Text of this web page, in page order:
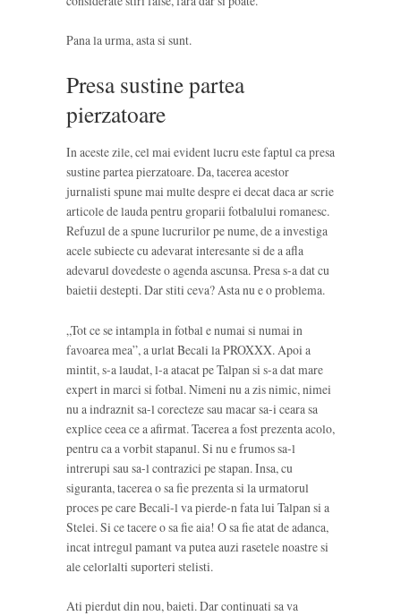
Pana la urma, asta si sunt.
Presa sustine partea
pierzatoare
In aceste zile, cel mai evident lucru este faptul ca presa
sustine partea pierzatoare. Da, tacerea acestor
jurnalisti spune mai multe despre ei decat daca ar scrie
articole de lauda pentru groparii fotbalului romanesc.
Refuzul de a spune lucrurilor pe nume, de a investiga
acele subiecte cu adevarat interesante si de a afla
adevarul dovedeste o agenda ascunsa. Presa s-a dat cu
baietii destepti. Dar stiti ceva? Asta nu e o problema.
„Tot ce se intampla in fotbal e numai si numai in
favoarea mea”, a urlat Becali la PROXXX. Apoi a
mintit, s-a laudat, l-a atacat pe Talpan si s-a dat mare
expert in marci si fotbal. Nimeni nu a zis nimic, nimei
nu a indraznit sa-l corecteze sau macar sa-i ceara sa
explice ceea ce a afirmat. Tacerea a fost prezenta acolo,
pentru ca a vorbit stapanul. Si nu e frumos sa-l
intrerupi sau sa-l contrazici pe stapan. Insa, cu
siguranta, tacerea o sa fie prezenta si la urmatorul
proces pe care Becali-l va pierde-n fata lui Talpan si a
Stelei. Si ce tacere o sa fie aia! O sa fie atat de adanca,
incat intregul pamant va putea auzi rasetele noastre si
ale celorlalti suporteri stelisti.
Ati pierdut din nou, baieti. Dar continuati sa va